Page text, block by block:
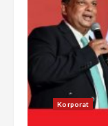
Korporat